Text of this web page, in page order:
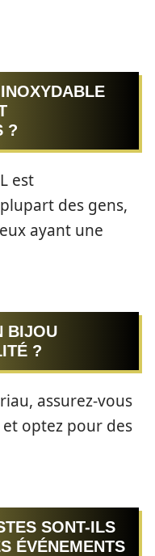
?
est
des gens,
ayant une
BIJOU
?
assurez-vous
optez pour des
SONT-ILS
ÉVÉNEMENTS